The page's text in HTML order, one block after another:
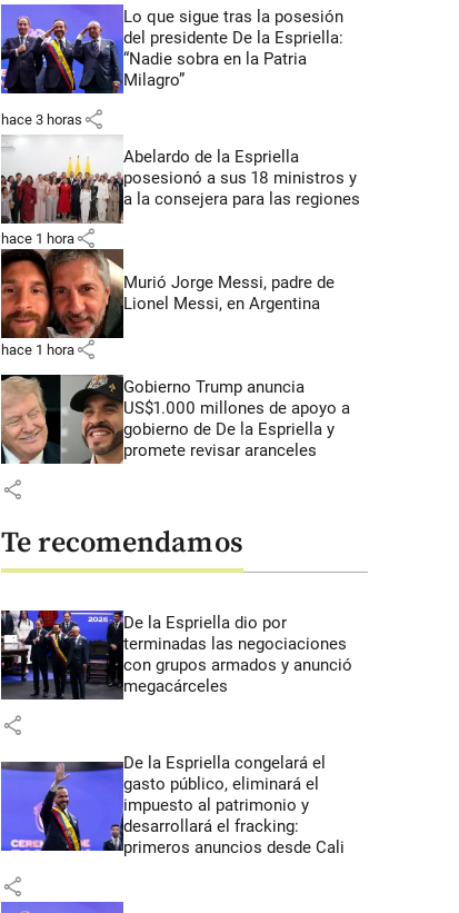
Lo que sigue tras la posesión
del presidente De la Espriella:
“Nadie sobra en la Patria
Milagro”
hace 3 horas share
Abelardo de la Espriella
posesionó a sus 18 ministros y
a la consejera para las regiones
hace 1 hora share
Murió Jorge Messi, padre de
Lionel Messi, en Argentina
hace 1 hora share
Gobierno Trump anuncia
US$1.000 millones de apoyo a
gobierno de De la Espriella y
promete revisar aranceles
share
Te recomendamos
De la Espriella dio por
terminadas las negociaciones
con grupos armados y anunció
megacárceles
share
De la Espriella congelará el
gasto público, eliminará el
impuesto al patrimonio y
desarrollará el fracking:
primeros anuncios desde Cali
share